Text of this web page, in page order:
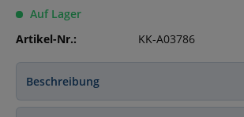
Auf Lager
Artikel-Nr.:
KK-A03786
Beschreibung